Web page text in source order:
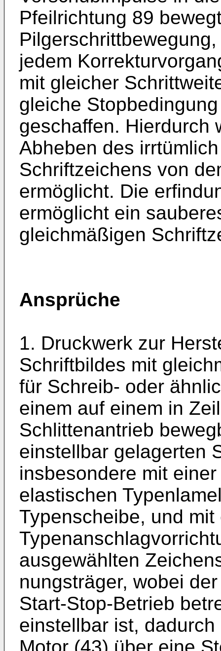
Pfeilrichtung 89
jedem
mit gleicher
gleiche
geschaffen. Hierdurch
Abheben des
Schriftzeichens von
ermöglicht. Die
ermöglicht ein
gleichmäßigen
Ansprüche
1. Druckwerk zur
Schriftbildes mit
für Schreib- oder
einem auf einem in
Schlittenantrieb
einstellbar gelagerten
insbesondere mit
elastischen
Typenscheibe, und mit
ausgewählten
nungsträger, wobei
Start-Stop-Betrieb
einstellbar ist,